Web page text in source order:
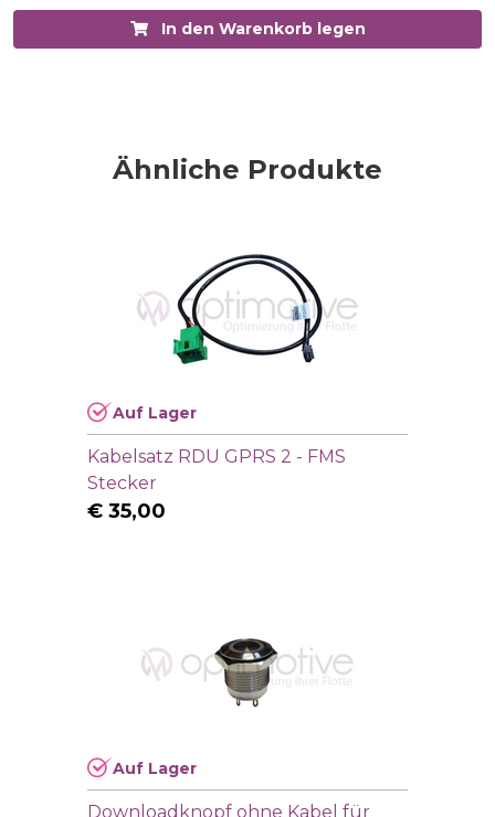
In den Warenkorb legen
Ähnliche Produkte
Auf Lager
Kabelsatz RDU GPRS 2 - FMS
Stecker
€ 35,00
Auf Lager
Downloadknopf ohne Kabel für